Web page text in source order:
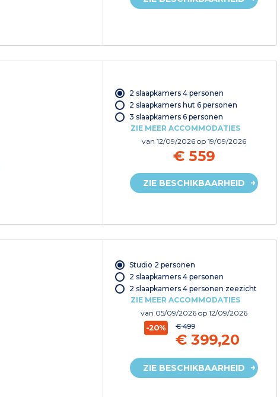
2 slaapkamers 4 personen
2 slaapkamers hut 6 personen
3 slaapkamers 6 personen
ZIE MEER ACCOMMODATIES
van 12/09/2026 op 19/09/2026
€ 559
ZIE BESCHIKBAARHEID
Studio 2 personen
2 slaapkamers 4 personen
2 slaapkamers 4 personen zeezicht
ZIE MEER ACCOMMODATIES
van 05/09/2026 op 12/09/2026
-20% € 499
€ 399,20
ZIE BESCHIKBAARHEID